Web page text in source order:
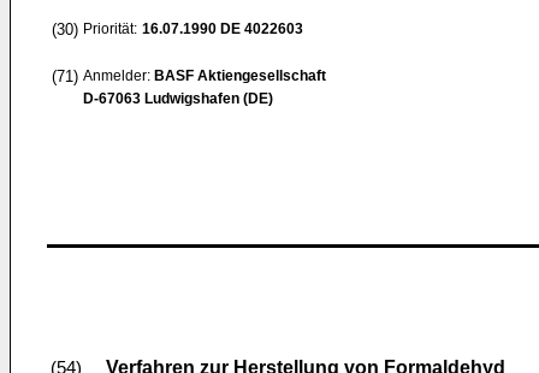
(30) Priorität: 16.07.1990 DE 4022603
(71) Anmelder: BASF Aktiengesellschaft
D-67063 Ludwigshafen (DE)
(54) Verfahren zur Herstellung von Formaldehyd